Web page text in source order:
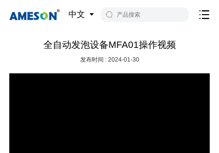
中文
全自动发泡设备MFA01操作视频
发布时间 : 2024-01-30